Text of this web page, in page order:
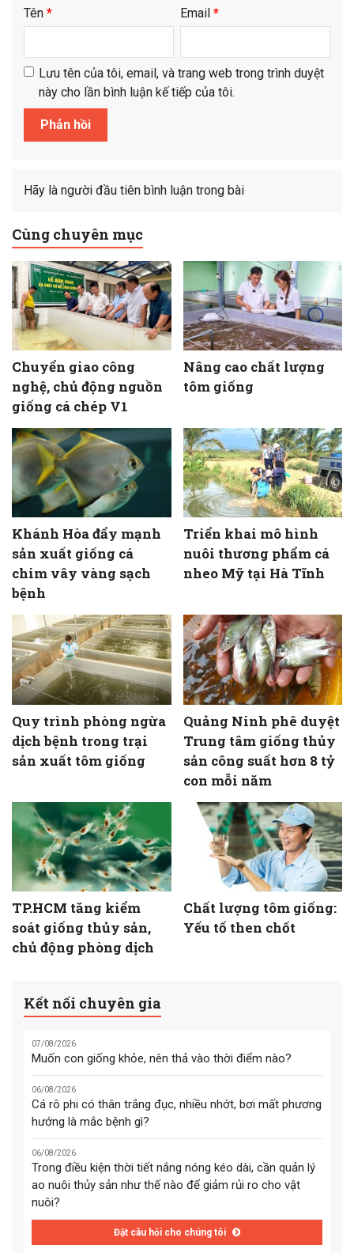
Tên * Email *
Lưu tên của tôi, email, và trang web trong trình duyệt
này cho lần bình luận kế tiếp của tôi.
Hãy là người đầu tiên bình luận trong bài
Cùng chuyên mục
Chuyển giao công
nghệ, chủ động nguồn
giống cá chép V1
Nâng cao chất lượng
tôm giống
Khánh Hòa đẩy mạnh
sản xuất giống cá
chim vây vàng sạch
bệnh
Triển khai mô hình
nuôi thương phẩm cá
nheo Mỹ tại Hà Tĩnh
Quy trình phòng ngừa
dịch bệnh trong trại
sản xuất tôm giống
Quảng Ninh phê duyệt
Trung tâm giống thủy
sản công suất hơn 8 tỷ
con mỗi năm
TP.HCM tăng kiểm
soát giống thủy sản,
chủ động phòng dịch
Chất lượng tôm giống:
Yếu tố then chốt
Kết nối chuyên gia
07/08/2026
Muốn con giống khỏe, nên thả vào thời điểm nào?
06/08/2026
Cá rô phi có thân trắng đục, nhiều nhớt, bơi mất phương
hướng là mắc bệnh gì?
06/08/2026
Trong điều kiện thời tiết nắng nóng kéo dài, cần quản lý
ao nuôi thủy sản như thế nào để giảm rủi ro cho vật
nuôi?
Đặt câu hỏi cho chúng tôi